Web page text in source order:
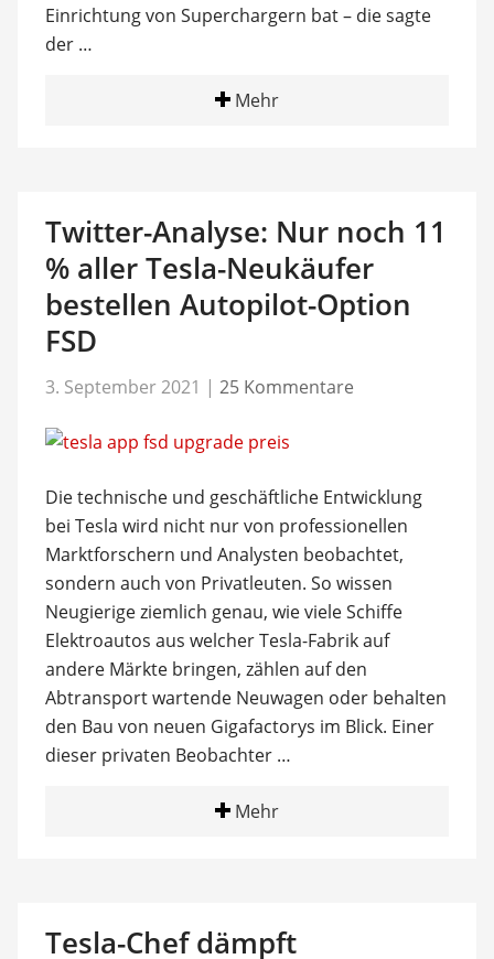
Einrichtung von Superchargern bat – die sagte
der …
Mehr
Twitter-Analyse: Nur noch 11
% aller Tesla-Neukäufer
bestellen Autopilot-Option
FSD
3. September 2021 | 25 Kommentare
Die technische und geschäftliche Entwicklung
bei Tesla wird nicht nur von professionellen
Marktforschern und Analysten beobachtet,
sondern auch von Privatleuten. So wissen
Neugierige ziemlich genau, wie viele Schiffe
Elektroautos aus welcher Tesla-Fabrik auf
andere Märkte bringen, zählen auf den
Abtransport wartende Neuwagen oder behalten
den Bau von neuen Gigafactorys im Blick. Einer
dieser privaten Beobachter …
Mehr
Tesla-Chef dämpft